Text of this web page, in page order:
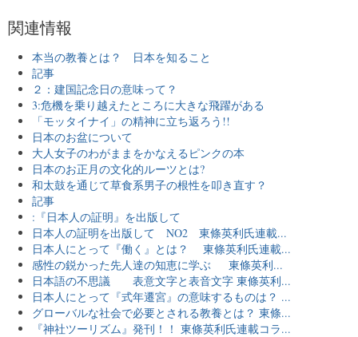
関連情報
本当の教養とは？ 日本を知ること
記事
２：建国記念日の意味って？
3:危機を乗り越えたところに大きな飛躍がある
「モッタイナイ」の精神に立ち返ろう!!
日本のお盆について
大人女子のわがままをかなえるピンクの本
日本のお正月の文化的ルーツとは?
和太鼓を通じて草食系男子の根性を叩き直す？
記事
:『日本人の証明』を出版して
日本人の証明を出版して NO2 東條英利氏連載...
日本人にとって『働く』とは？ 東條英利氏連載...
感性の鋭かった先人達の知恵に学ぶ 東條英利...
日本語の不思議 表意文字と表音文字 東條英利...
日本人にとって『式年遷宮』の意味するものは？ ...
グローバルな社会で必要とされる教養とは？ 東條...
『神社ツーリズム』発刊！！ 東條英利氏連載コラ...